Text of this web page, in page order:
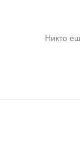
Никто